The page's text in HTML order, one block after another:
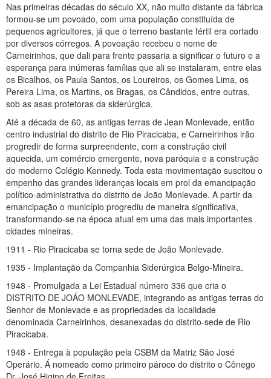
Nas primeiras décadas do século XX, não muito distante da fábrica
formou-se um povoado, com uma população constituída de
pequenos agricultores, já que o terreno bastante fértil era cortado
por diversos córregos. A povoação recebeu o nome de
Carneirinhos, que dali para frente passaria a significar o futuro e a
esperança para inúmeras famílias que ali se instalaram, entre elas
os Bicalhos, os Paula Santos, os Loureiros, os Gomes Lima, os
Pereira Lima, os Martins, os Bragas, os Cândidos, entre outras,
sob as asas protetoras da siderúrgica.
Até a década de 60, as antigas terras de Jean Monlevade, então
centro industrial do distrito de Rio Piracicaba, e Carneirinhos irão
progredir de forma surpreendente, com a construção civil
aquecida, um comércio emergente, nova paróquia e a construção
do moderno Colégio Kennedy. Toda esta movimentação suscitou o
empenho das grandes lideranças locais em prol da emancipação
político-administrativa do distrito de João Monlevade. A partir da
emancipação o município progrediu de maneira significativa,
transformando-se na época atual em uma das mais importantes
cidades mineiras.
1911 - Rio Piracicaba se torna sede de João Monlevade.
1935 - Implantação da Companhia Siderúrgica Belgo-Mineira.
1948 - Promulgada a Lei Estadual número 336 que cria o
DISTRITO DE JOÁO MONLEVADE, integrando as antigas terras do
Senhor de Monlevade e as propriedades da localidade
denominada Carneirinhos, desanexadas do distrito-sede de Rio
Piracicaba.
1948 - Entrega à população pela CSBM da Matriz São José
Operário. Á nomeado como primeiro pároco do distrito o Cônego